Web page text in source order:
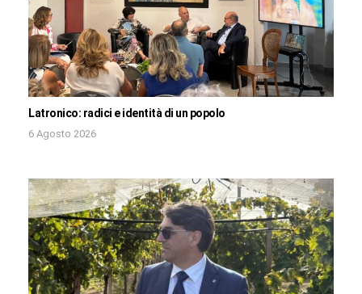
Latronico: radici e identità di un popolo
6 Agosto 2026